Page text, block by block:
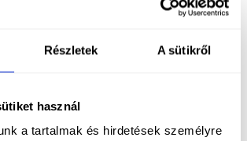
Részletek A sütikről
használ
a tartalmak és hirdetések személyre
eltökélt célja: véget vetni a
politikai kultúrát teremteni.
készül, amelyben: